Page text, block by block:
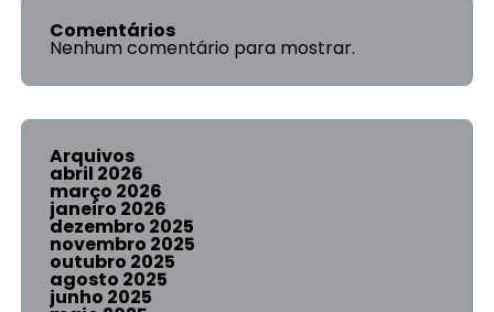
Comentários
Nenhum comentário para mostrar.
Arquivos
abril 2026
março 2026
janeiro 2026
dezembro 2025
novembro 2025
outubro 2025
agosto 2025
junho 2025